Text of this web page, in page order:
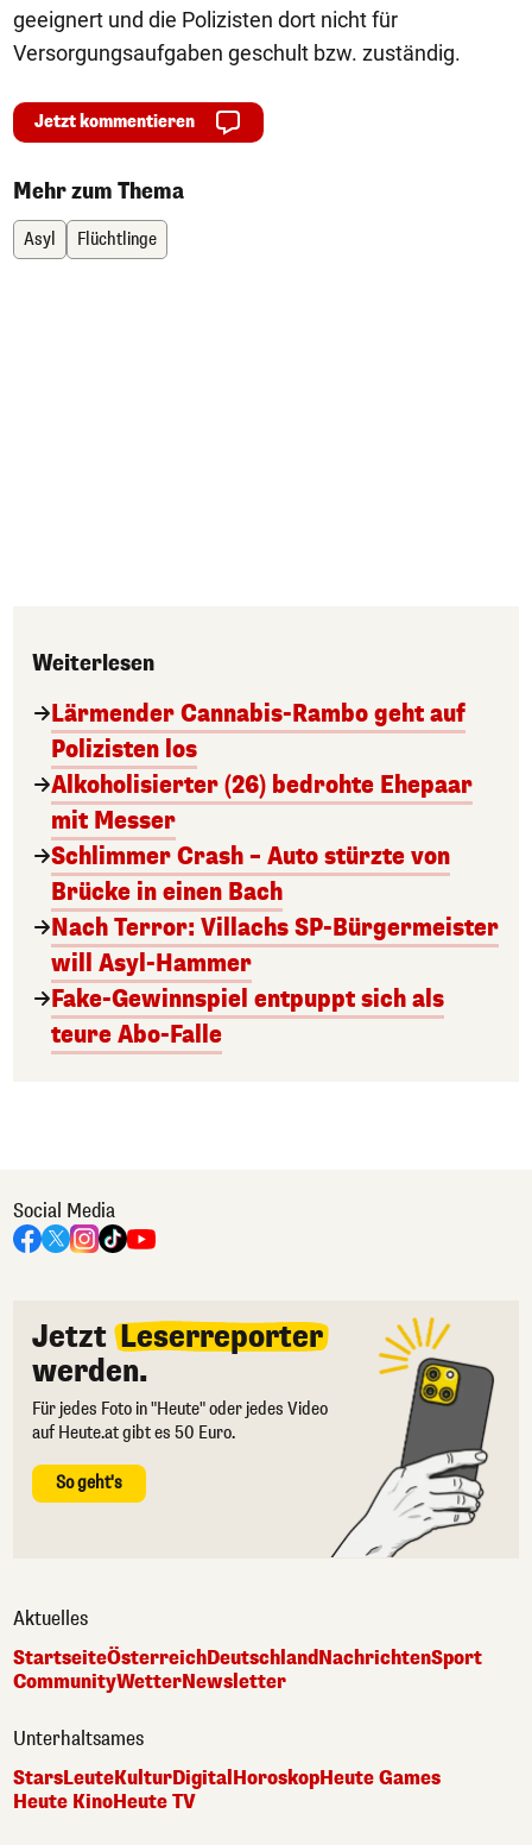
geeignert und die Polizisten dort nicht für
Versorgungsaufgaben geschult bzw. zuständig.
Jetzt kommentieren
Mehr zum Thema
Asyl Flüchtlinge
Weiterlesen
Lärmender Cannabis-Rambo geht auf
Polizisten los
Alkoholisierter (26) bedrohte Ehepaar
mit Messer
Schlimmer Crash – Auto stürzte von
Brücke in einen Bach
Nach Terror: Villachs SP-Bürgermeister
will Asyl-Hammer
Fake-Gewinnspiel entpuppt sich als
teure Abo-Falle
Social Media
Jetzt Leserreporter
werden.
Für jedes Foto in "Heute" oder jedes Video
auf Heute.at gibt es 50 Euro.
So geht's
Aktuelles
StartseiteÖsterreichDeutschlandNachrichtenSport
CommunityWetterNewsletter
Unterhaltsames
StarsLeuteKulturDigitalHoroskopHeute Games
Heute KinoHeute TV